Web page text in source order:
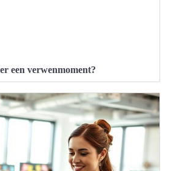
een verwenmoment?